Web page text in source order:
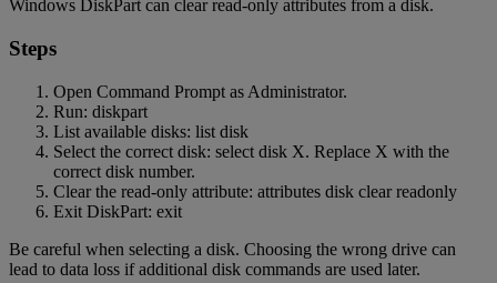
Windows DiskPart can clear read-only attributes from a disk.
Steps
Open Command Prompt as Administrator.
Run: diskpart
List available disks: list disk
Select the correct disk: select disk X. Replace X with the
correct disk number.
Clear the read-only attribute: attributes disk clear readonly
Exit DiskPart: exit
Be careful when selecting a disk. Choosing the wrong drive can
lead to data loss if additional disk commands are used later.